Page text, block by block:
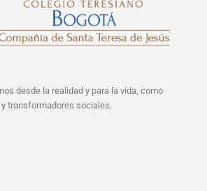
desde la realidad y para la vida, como
transformadores sociales.